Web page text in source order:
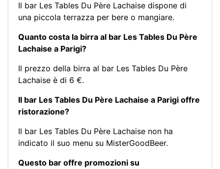
Il bar Les Tables Du Père Lachaise dispone di
una piccola terrazza per bere o mangiare.
Quanto costa la birra al bar Les Tables Du Père
Lachaise a Parigi?
Il prezzo della birra al bar Les Tables Du Père
Lachaise è di 6 €.
Il bar Les Tables Du Père Lachaise a Parigi offre
ristorazione?
Il bar Les Tables Du Père Lachaise non ha
indicato il suo menu su MisterGoodBeer.
Questo bar offre promozioni su